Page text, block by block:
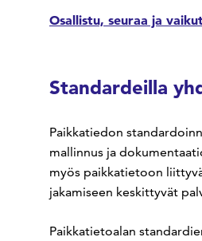
Osallistu, seuraa ja
Standardeilla
Paikkatiedon
mallinnus ja
myös paikkatietoon
jakamiseen keskittyvät
Paikkatietoalan